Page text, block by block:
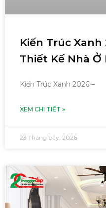
Kiến Trúc Xanh
Thiết Kế Nhà Ở
Kiến Trúc Xanh 2026 –
XEM CHI TIẾT »
23 Tháng bảy, 2026